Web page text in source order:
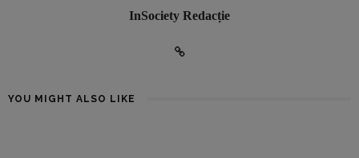
InSociety Redacție
YOU MIGHT ALSO LIKE